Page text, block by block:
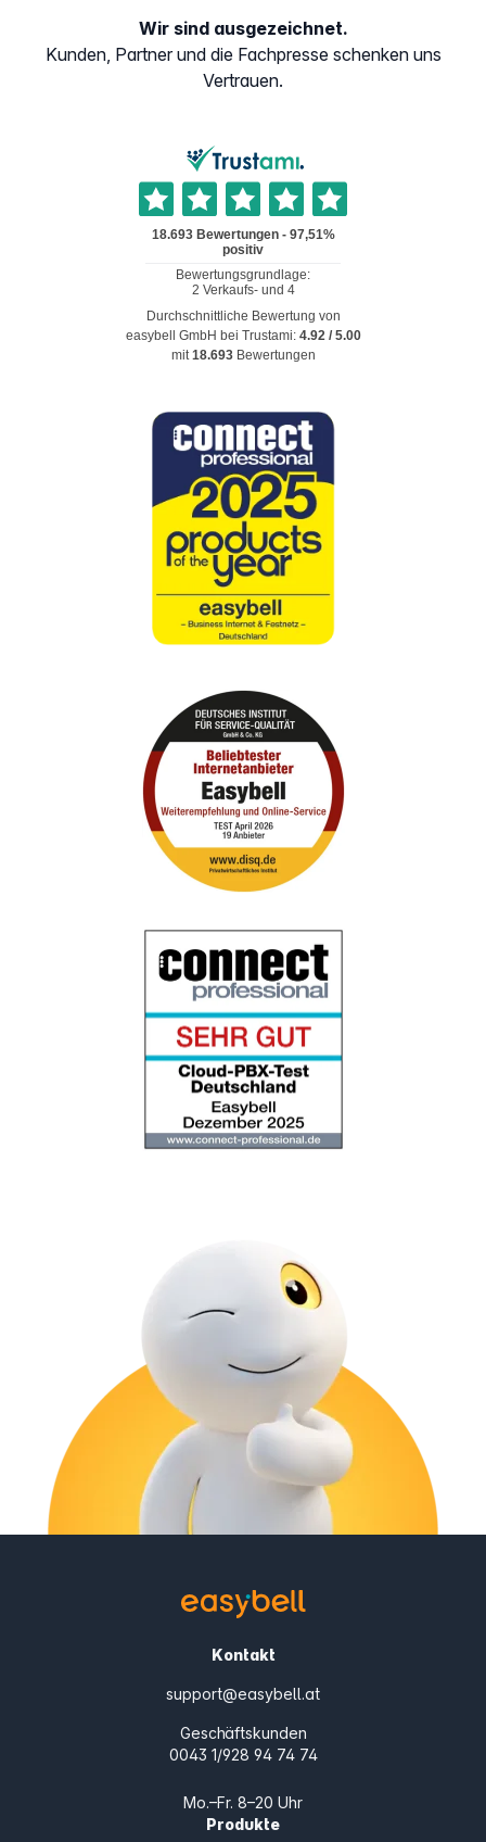
Wir sind ausgezeichnet.
Kunden, Partner und die Fachpresse schenken uns
Vertrauen.
Durchschnittliche Bewertung von
easybell GmbH bei Trustami: 4.92/ 5.00
mit18.693 Bewertungen
Kontakt
support@easybell.at
Geschäftskunden
0043 1/928 94 74 74
Mo.–Fr. 8–20 Uhr
Produkte